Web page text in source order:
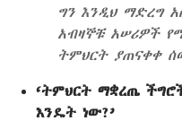
ግን እንዲህ ማድረግ
አብዛኞቹ አሠሪዎች
ትምህርት ያጠናቀቀ
‘ትምህርት ማቋረጤ
እንዴት ነው?’